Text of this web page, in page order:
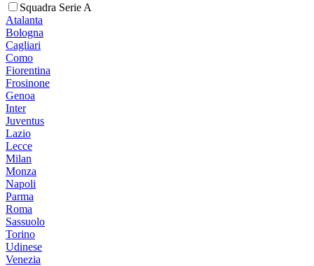
Squadra Serie A
Atalanta
Bologna
Cagliari
Como
Fiorentina
Frosinone
Genoa
Inter
Juventus
Lazio
Lecce
Milan
Monza
Napoli
Parma
Roma
Sassuolo
Torino
Udinese
Venezia